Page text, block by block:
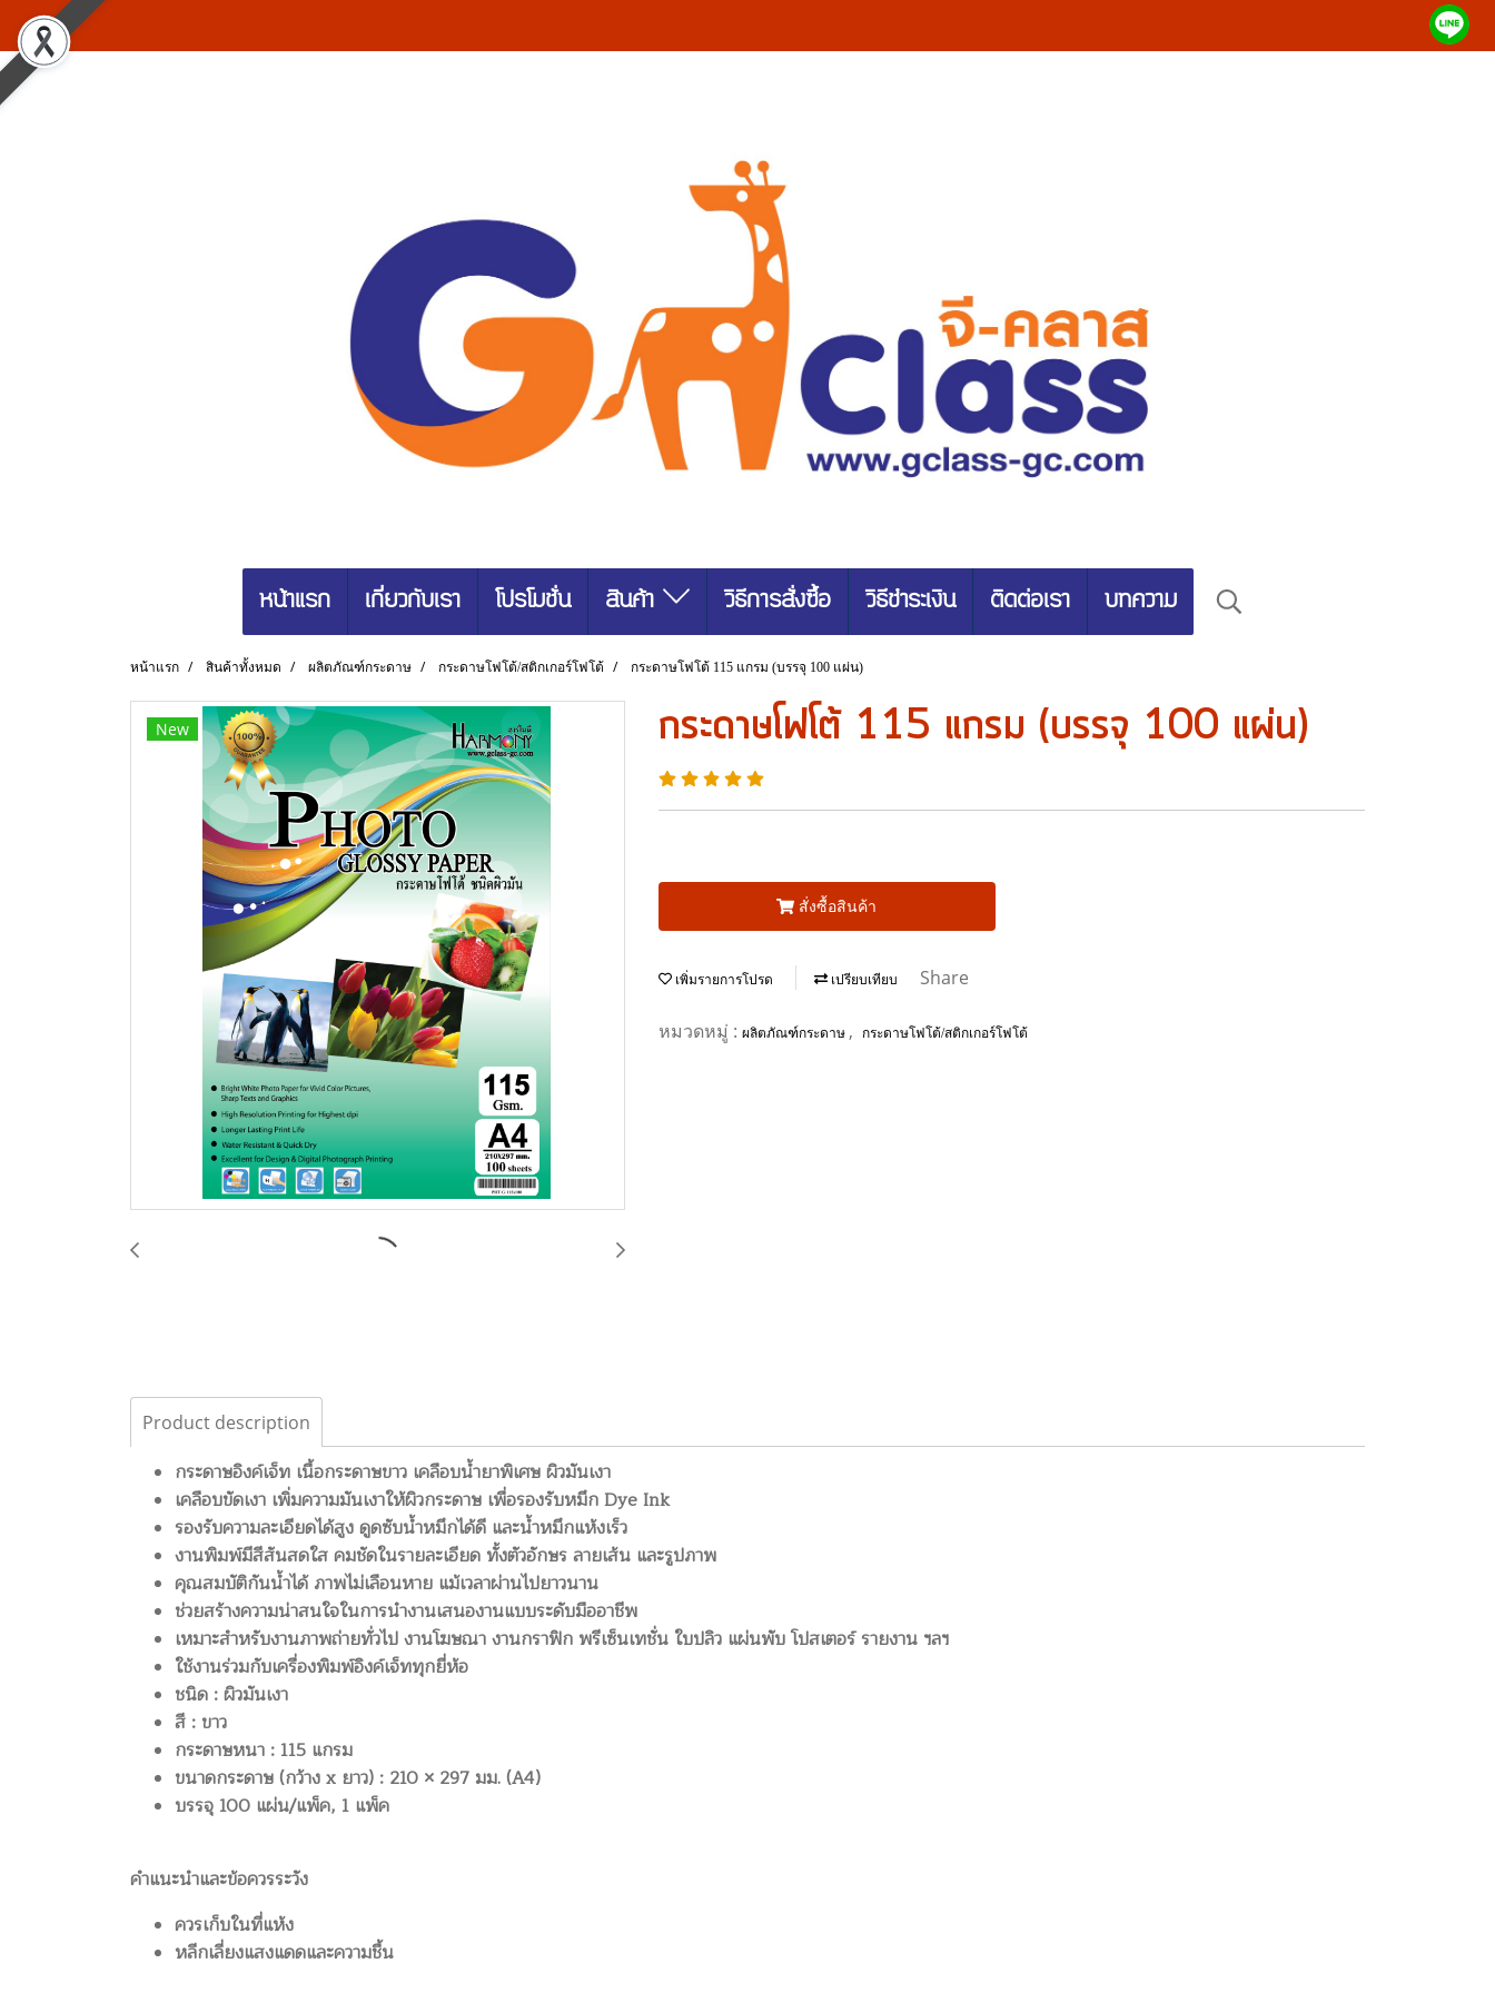
หน้าแรก เกี่ยวกับเรา โปรโมชั่น สินค้า วิธีการสั่งซื้อ วิธีชำระเงิน ติดต่อเรา บทความ
หน้าแรก สินค้าทั้งหมด ผลิตภัณฑ์กระดาษ กระดาษโฟโต้/สติกเกอร์โฟโต้ กระดาษโฟโต้ 115 แกรม (บรรจุ 100 แผ่น)
New กระดาษโฟโต้ 115 แกรม (บรรจุ 100 แผ่น)
สั่งซื้อสินค้า
เพิ่มรายการโปรด เปรียบเทียบ Share
หมวดหมู่ : ผลิตภัณฑ์กระดาษ , กระดาษโฟโต้/สติกเกอร์โฟโต้
Product description
กระดาษอิงค์เจ็ท เนื้อกระดาษขาว เคลือบน้ำยาพิเศษ ผิวมันเงา
เคลือบขัดเงา เพิ่มความมันเงาให้ผิวกระดาษ เพื่อรองรับหมึก Dye Ink
รองรับความละเอียดได้สูง ดูดซับน้ำหมึกได้ดี และน้ำหมึกแห้งเร็ว
งานพิมพ์มีสีสันสดใส คมชัดในรายละเอียด ทั้งตัวอักษร ลายเส้น และรูปภาพ
คุณสมบัติกันน้ำได้ ภาพไม่เลือนหาย แม้เวลาผ่านไปยาวนาน
ช่วยสร้างความน่าสนใจในการนำงานเสนองานแบบระดับมืออาชีพ
เหมาะสำหรับงานภาพถ่ายทั่วไป งานโฆษณา งานกราฟิก พรีเซ็นเทชั่น ใบปลิว แผ่นพับ โปสเตอร์ รายงาน ฯลฯ
ใช้งานร่วมกับเครื่องพิมพ์อิงค์เจ็ททุกยี่ห้อ
ชนิด : ผิวมันเงา
สี : ขาว
กระดาษหนา : 115 แกรม
ขนาดกระดาษ (กว้าง x ยาว) : 210 × 297 มม. (A4)
บรรจุ 100 แผ่น/แพ็ค, 1 แพ็ค
คำแนะนำและข้อควรระวัง
ควรเก็บในที่แห้ง
หลีกเลี่ยงแสงแดดและความชื้น